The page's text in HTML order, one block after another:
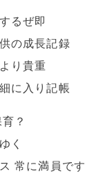
るぜ即
の成長記録
り貴重
に入り記帳
？
く
常に満員です